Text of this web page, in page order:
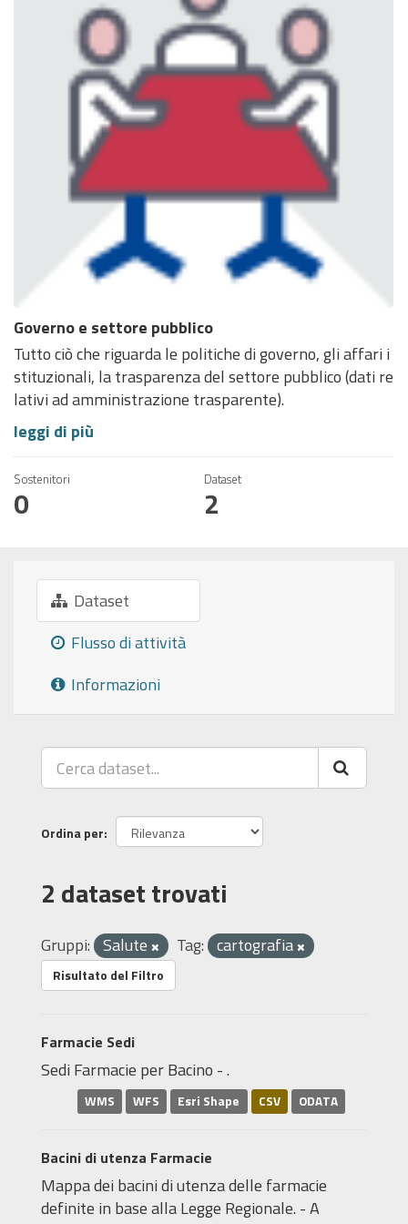
Governo e settore pubblico
Tutto ciò che riguarda le politiche di governo, gli affari i
stituzionali, la trasparenza del settore pubblico (dati re
lativi ad amministrazione trasparente).
leggi di più
Sostenitori
0
Dataset
2
Dataset
Flusso di attività
Informazioni
Ordina per
2 dataset trovati
Gruppi: Salute Tag: cartografia
Risultato del Filtro
Farmacie Sedi
Sedi Farmacie per Bacino - .
WMS WFS Esri Shape CSV ODATA
Bacini di utenza Farmacie
Mappa dei bacini di utenza delle farmacie
definite in base alla Legge Regionale. - A